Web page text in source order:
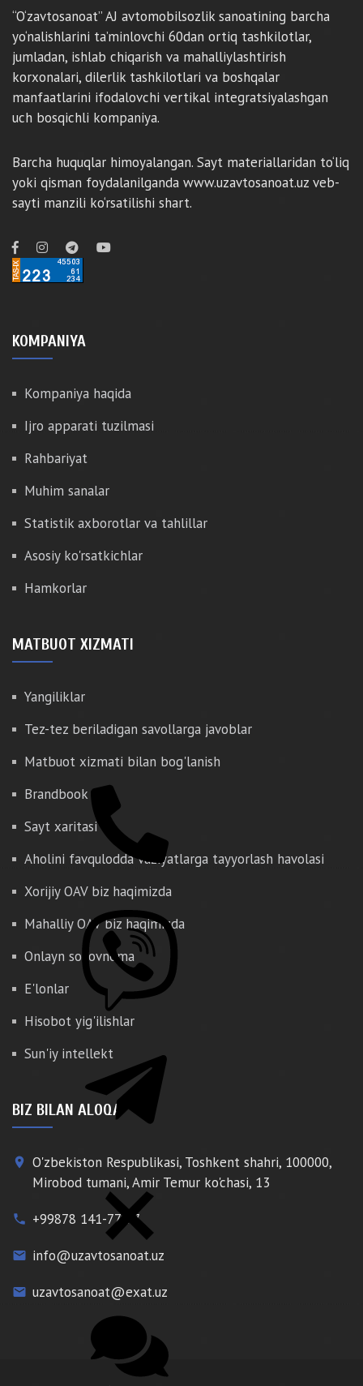
“O‘zavtosanoat” AJ avtomobilsozlik sanoatining barcha
yo‘nalishlarini ta’minlovchi 60dan ortiq tashkilotlar,
jumladan, ishlab chiqarish va mahalliylashtirish
korxonalari, dilerlik tashkilotlari va boshqalar
manfaatlarini ifodalovchi vertikal integratsiyalashgan
uch bosqichli kompaniya.
Barcha huquqlar himoyalangan. Sayt materiallaridan to‘liq
yoki qisman foydalanilganda www.uzavtosanoat.uz veb-
sayti manzili ko‘rsatilishi shart.
KOMPANIYA
Kompaniya haqida
Ijro apparati tuzilmasi
Rahbariyat
Muhim sanalar
Statistik axborotlar va tahlillar
Asosiy ko'rsatkichlar
Hamkorlar
MATBUOT XIZMATI
Yangiliklar
Tez-tez beriladigan savollarga javoblar
Matbuot xizmati bilan bog'lanish
Brandbook
Sayt xaritasi
Aholini favqulodda vaziyatlarga tayyorlash havolasi
Xorijiy OAV biz haqimizda
Mahalliy OAV biz haqimizda
Onlayn so'rovnoma
E'lonlar
Hisobot yig'ilishlar
Sun'iy intellekt
BIZ BILAN ALOQA
place O'zbekiston Respublikasi, Toshkent shahri, 100000,
Mirobod tumani, Amir Temur ko'chasi, 13
phone +99878 141-77-77
email info@uzavtosanoat.uz
email uzavtosanoat@exat.uz